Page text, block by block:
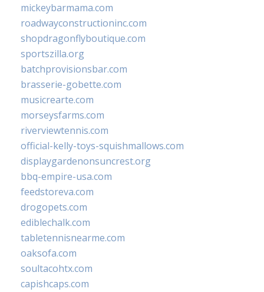
mickeybarmama.com
roadwayconstructioninc.com
shopdragonflyboutique.com
sportszilla.org
batchprovisionsbar.com
brasserie-gobette.com
musicrearte.com
morseysfarms.com
riverviewtennis.com
official-kelly-toys-squishmallows.com
displaygardenonsuncrest.org
bbq-empire-usa.com
feedstoreva.com
drogopets.com
ediblechalk.com
tabletennisnearme.com
oaksofa.com
soultacohtx.com
capishcaps.com